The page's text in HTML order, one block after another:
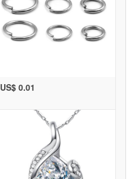
US$ 0.01